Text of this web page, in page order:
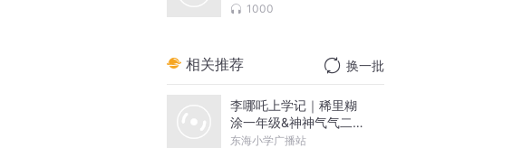
1000
相关推荐 换一批
李哪吒上学记｜稀里糊
涂一年级&神神气气二年
级
东海小学广播站